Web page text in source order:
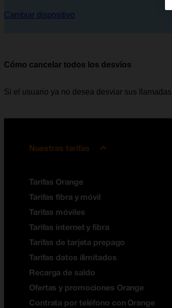
Cambiar dispositivo
Cómo cancelar todos los desvíos
Si el usuario ya no desea desviar sus
Nuestras tarifas
Tarifas Orange
Tarifas fibra y móvil
Tarifas móviles
Tarifas internet y fibra
Tarifas de tarjeta prepago
Tarifas datos ilimitados
Recarga de saldo
Ofertas y promociones Orange
Contrata por teléfono con Orange